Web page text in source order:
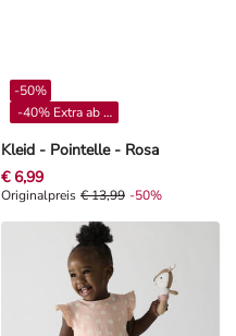
Kleid - Pointelle - Rosa
-50%
-40% Extra ab 4**
€ 6,99
Originalpreis € 13,99, Rabat -50%
Originalpreis € 13,99 -50%